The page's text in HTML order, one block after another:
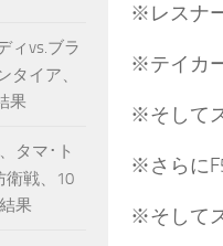
※レスナ
※テイカ
※そして
※さらに
※そして
ィvs.ブラ
タイア、
果
タマ･ト
衛戦、10
果